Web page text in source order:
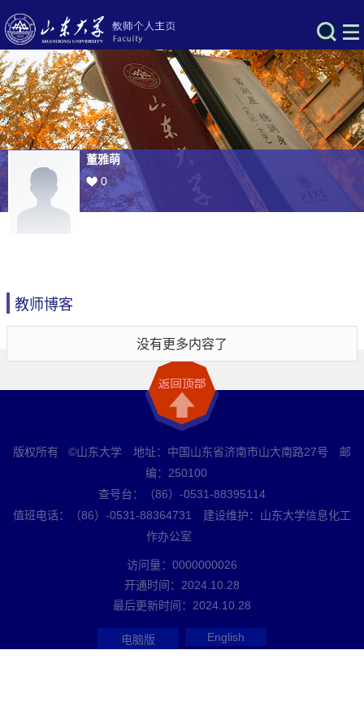
董雅萌
0
教师博客
没有更多内容了
版权所有 ©山东大学 地址：中国山东省济南市山大南路27号 邮
编：250100
查号台：（86）-0531-88395114
值班电话：（86）-0531-88364731 建设维护：山东大学信息化工
作办公室
访问量： 0000000026
开通时间： 2024 10 28
最后更新时间： 2024 10 28
电脑版 English